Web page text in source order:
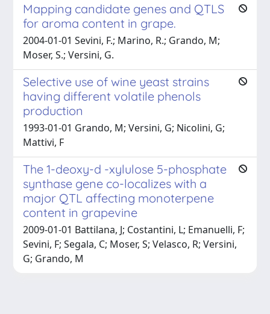
Mapping candidate genes and QTLS
for aroma content in grape.
2004-01-01 Sevini, F.; Marino, R.; Grando, M;
Moser, S.; Versini, G.
Selective use of wine yeast strains
having different volatile phenols
production
1993-01-01 Grando, M; Versini, G; Nicolini, G;
Mattivi, F
The 1-deoxy-d -xylulose 5-phosphate
synthase gene co-localizes with a
major QTL affecting monoterpene
content in grapevine
2009-01-01 Battilana, J; Costantini, L; Emanuelli, F;
Sevini, F; Segala, C; Moser, S; Velasco, R; Versini,
G; Grando, M